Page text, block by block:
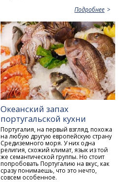
Подробнее
Океанский запах
португальской кухни
Португалия, на первый взгляд, похожа
на любую другую европейскую страну
Средиземного моря. У них одна
религия, схожий климат, язык из той
же семантической группы. Но стоит
попробовать Португалию на вкус, как
сразу понимаешь, что это нечто,
совсем особенное.